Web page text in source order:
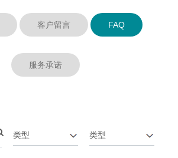
客户留言 FAQ
服务承诺